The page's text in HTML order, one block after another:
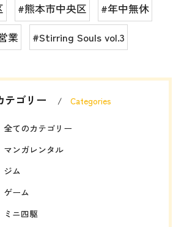
#熊本市中央区
#年中無休
業
#Stirring Souls vol.3
テゴリー Categories
全てのカテゴリー
マンガレンタル
ジム
ゲーム
ミニ四駆